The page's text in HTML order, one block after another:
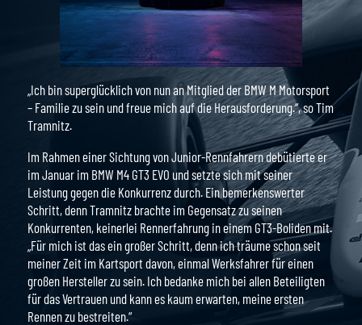
„Ich bin superglücklich von nun an Mitglied der BMW M Motorsport
– Familie zu sein und freue mich auf die Herausforderung.“, so Tim
Tramnitz.
Im Rahmen einer Sichtung von Junior-Rennfahrern debütierte er
im Januar im BMW M4 GT3 EVO und setzte sich mit seiner
Leistung gegen die Konkurrenz durch. Ein bemerkenswerter
Schritt, denn Tramnitz brachte im Gegensatz zu seinen
Konkurrenten, keinerlei Rennerfahrung in einem GT3-Boliden mit.
„Für mich ist das ein großer Schritt, denn ich träume schon seit
meiner Zeit im Kartsport davon, einmal Werksfahrer für einen
großen Hersteller zu sein. Ich bedanke mich bei allen Beteiligten
für das Vertrauen und kann es kaum erwarten, meine ersten
Rennen zu bestreiten.“